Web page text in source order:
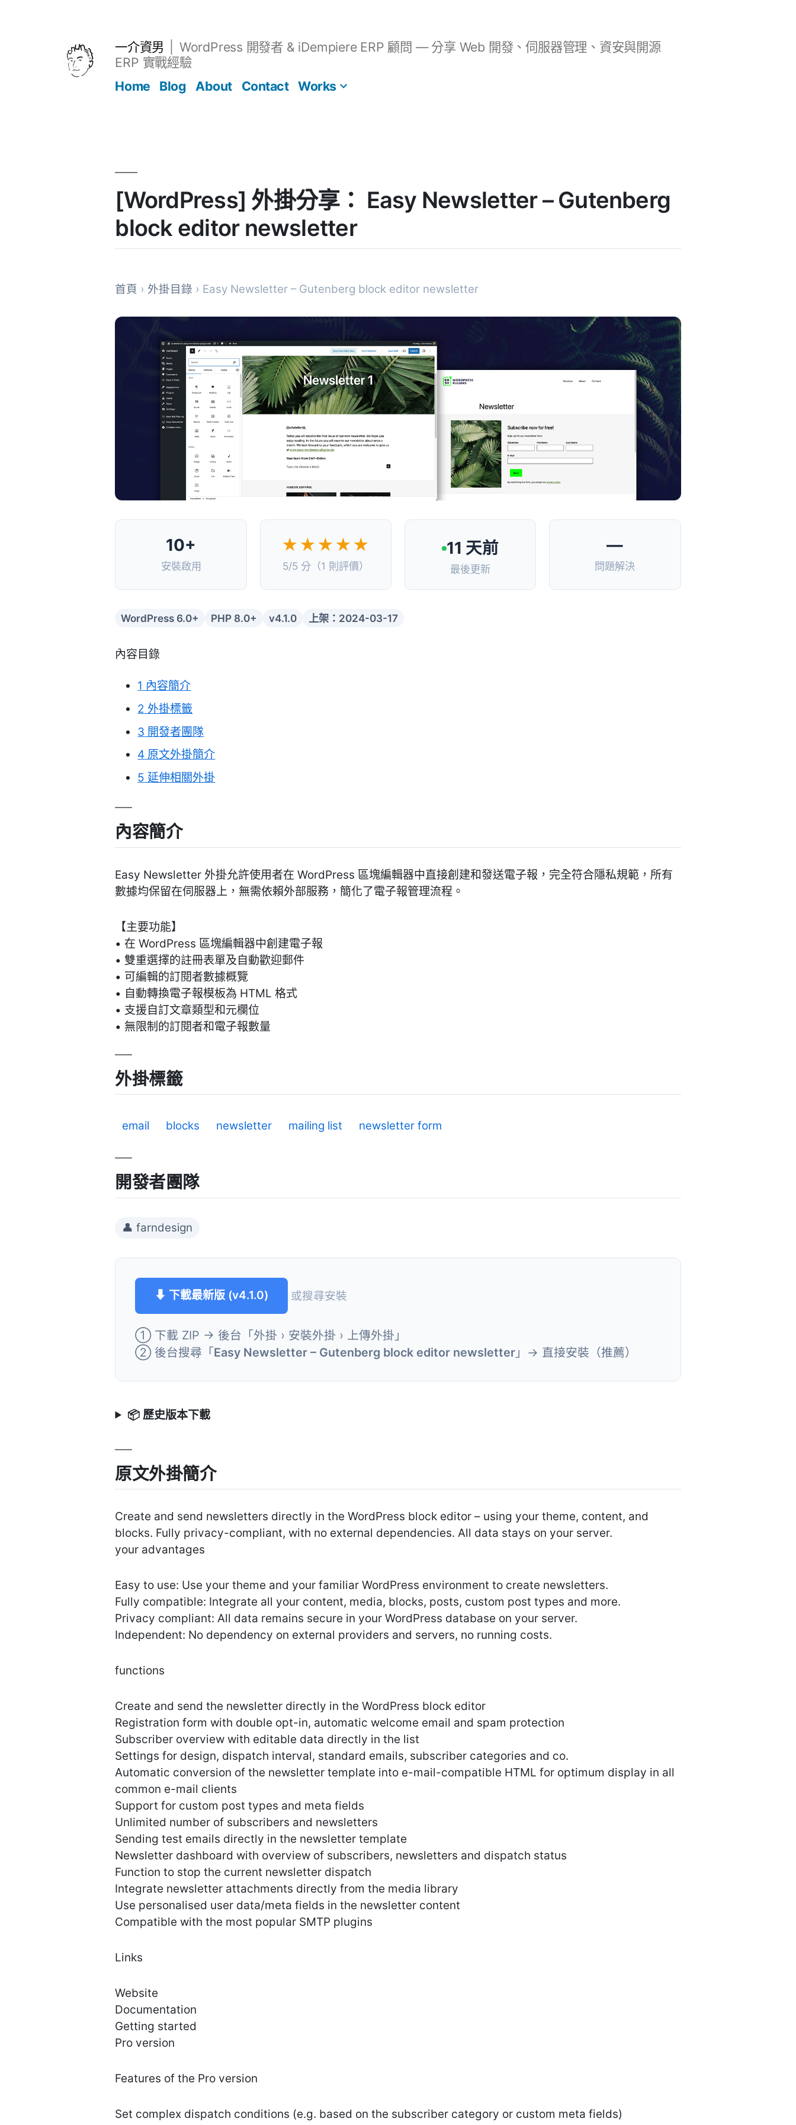
一介資男
WordPress 開發者 & iDempiere ERP 顧問 — 分享 Web 開發、伺服器管理、資安與開源
ERP 實戰經驗
Home
Blog About Contact Works
[WordPress] 外掛分享： Easy Newsletter – Gutenberg
block editor newsletter
首頁 › 外掛目錄 › Easy Newsletter – Gutenberg block editor newsletter
10+
安裝啟用
★★★★★
5/5 分（1 則評價）
11 天前
最後更新
—
問題解決
WordPress 6.0+ PHP 8.0+ v4.1.0 上架：2024-03-17
內容目錄
1 內容簡介
2 外掛標籤
3 開發者團隊
4 原文外掛簡介
5 延伸相關外掛
內容簡介
Easy Newsletter 外掛允許使用者在 WordPress 區塊編輯器中直接創建和發送電子報，完全符合隱私規範，所有
數據均保留在伺服器上，無需依賴外部服務，簡化了電子報管理流程。
【主要功能】
• 在 WordPress 區塊編輯器中創建電子報
• 雙重選擇的註冊表單及自動歡迎郵件
• 可編輯的訂閱者數據概覽
• 自動轉換電子報模板為 HTML 格式
• 支援自訂文章類型和元欄位
• 無限制的訂閱者和電子報數量
外掛標籤
email blocks newsletter mailing list newsletter form
開發者團隊
👤 farndesign
⬇ 下載最新版 (v4.1.0) 或搜尋安裝
① 下載 ZIP → 後台「外掛 › 安裝外掛 › 上傳外掛」
② 後台搜尋「Easy Newsletter – Gutenberg block editor newsletter 」→ 直接安裝（推薦）
📦 歷史版本下載
原文外掛簡介
Create and send newsletters directly in the WordPress block editor – using your theme, content, and
blocks. Fully privacy-compliant, with no external dependencies. All data stays on your server.
your advantages
Easy to use: Use your theme and your familiar WordPress environment to create newsletters.
Fully compatible: Integrate all your content, media, blocks, posts, custom post types and more.
Privacy compliant: All data remains secure in your WordPress database on your server.
Independent: No dependency on external providers and servers, no running costs.
functions
Create and send the newsletter directly in the WordPress block editor
Registration form with double opt-in, automatic welcome email and spam protection
Subscriber overview with editable data directly in the list
Settings for design, dispatch interval, standard emails, subscriber categories and co.
Automatic conversion of the newsletter template into e-mail-compatible HTML for optimum display in all
common e-mail clients
Support for custom post types and meta fields
Unlimited number of subscribers and newsletters
Sending test emails directly in the newsletter template
Newsletter dashboard with overview of subscribers, newsletters and dispatch status
Function to stop the current newsletter dispatch
Integrate newsletter attachments directly from the media library
Use personalised user data/meta fields in the newsletter content
Compatible with the most popular SMTP plugins
Links
Website
Documentation
Getting started
Pro version
Features of the Pro version
Set complex dispatch conditions (e.g. based on the subscriber category or custom meta fields)